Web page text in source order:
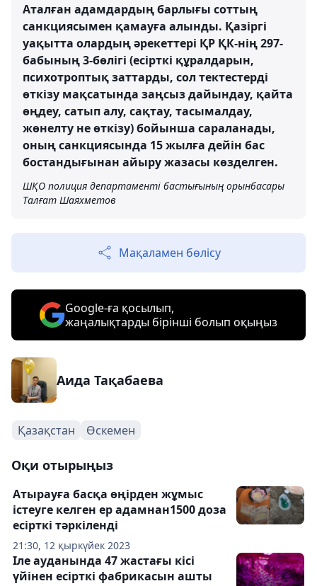
Аталған адамдардың барлығы соттың
санкциясымен қамауға алынды. Қазіргі
уақытта олардың әрекеттері ҚР ҚК-нің 297-
бабының 3-бөлігі (есірткі құралдарын,
психотроптық заттарды, сол тектестерді
өткізу мақсатында заңсыз дайындау, қайта
өңдеу, сатып алу, сақтау, тасымалдау,
жөнелту не өткізу) бойынша сараланады,
оның санкциясында 15 жылға дейін бас
бостандығынан айыру жазасы көзделген.
ШҚО полиция департаменті бастығының орынбасары
Талғат Шаяхметов
Мақаламен бөлісу
Google-ға қосылып,
жаңалықтарды бірінші болып оқыңыз
Аида Тақабаева
Қазақстан Өскемен
Оқи отырыңыз
21:30, 12 қыркүйек 2023
Атырауға басқа өңірден жұмыс
істеуге келген ер адамнан1500 доза
есірткі тәркіленді
Іле ауданында 47 жастағы кісі
үйінен есірткі фабрикасын ашты